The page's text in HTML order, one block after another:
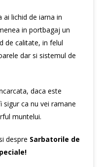
ai lichid de iarna in
in portbagaj un
de calitate, in felul
dar si sistemul de
daca este
ca nu vei ramane
muntelui.
despre Sarbatorile de